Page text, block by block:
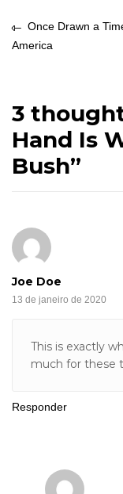
Once Drawn a
America
3
Hand Is
Bush”
Joe Doe
13 de janeiro de 2020
This is exactly
much for these
Responder